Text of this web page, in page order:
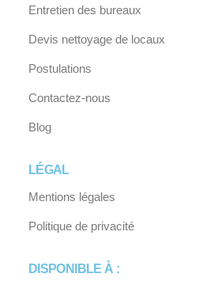
Entretien des bureaux
Devis nettoyage de locaux
Postulations
Contactez-nous
Blog
LÉGAL
Mentions légales
Politique de privacité
DISPONIBLE À :